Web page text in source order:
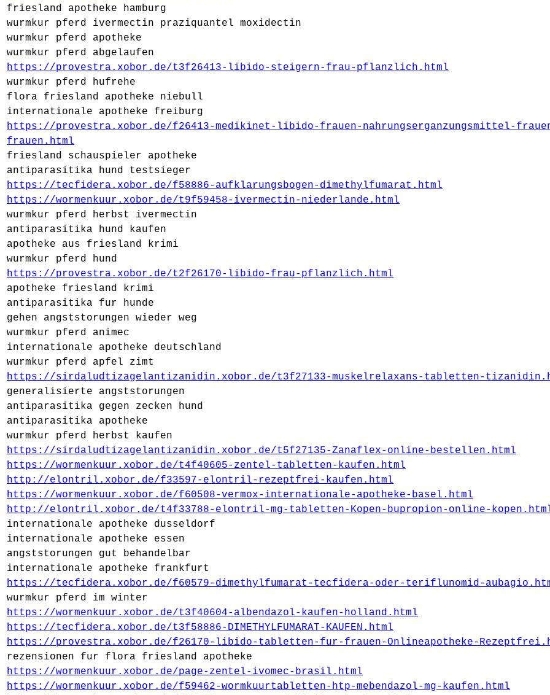
friesland apotheke hamburg
wurmkur pferd ivermectin praziquantel moxidectin
wurmkur pferd apotheke
wurmkur pferd abgelaufen
https://provestra.xobor.de/t3f26413-libido-steigern-frau-pflanzlich.html
wurmkur pferd hufrehe
flora friesland apotheke niebull
internationale apotheke freiburg
https://provestra.xobor.de/f26413-medikinet-libido-frauen-nahrungserganzungsmittel-
frauen.html
friesland schauspieler apotheke
antiparasitika hund testsieger
https://tecfidera.xobor.de/f58886-aufklarungsbogen-dimethylfumarat.html
https://wormenkuur.xobor.de/t9f59458-ivermectin-niederlande.html
wurmkur pferd herbst ivermectin
antiparasitika hund kaufen
apotheke aus friesland krimi
wurmkur pferd hund
https://provestra.xobor.de/t2f26170-libido-frau-pflanzlich.html
apotheke friesland krimi
antiparasitika fur hunde
gehen angststorungen wieder weg
wurmkur pferd animec
internationale apotheke deutschland
wurmkur pferd apfel zimt
https://sirdaludtizagelantizanidin.xobor.de/t3f27133-muskelrelaxans-tabletten-
generalisierte angststorungen
antiparasitika gegen zecken hund
antiparasitika apotheke
wurmkur pferd herbst kaufen
https://sirdaludtizagelantizanidin.xobor.de/t5f27135-Zanaflex-online-bestellen.html
https://wormenkuur.xobor.de/t4f40605-zentel-tabletten-kaufen.html
http://elontril.xobor.de/f33597-elontril-rezeptfrei-kaufen.html
https://wormenkuur.xobor.de/f60508-vermox-internationale-apotheke-basel.html
http://elontril.xobor.de/t4f33788-elontril-mg-tabletten-Kopen-bupropion-online-
internationale apotheke dusseldorf
internationale apotheke essen
angststorungen gut behandelbar
internationale apotheke frankfurt
https://tecfidera.xobor.de/f60579-dimethylfumarat-tecfidera-oder-teriflunomid-
wurmkur pferd im winter
https://wormenkuur.xobor.de/t3f40604-albendazol-kaufen-holland.html
https://tecfidera.xobor.de/t3f58886-DIMETHYLFUMARAT-KAUFEN.html
https://provestra.xobor.de/f26170-libido-tabletten-fur-frauen-Onlineapotheke-
rezensionen fur flora friesland apotheke
https://wormenkuur.xobor.de/page-zentel-ivomec-brasil.html
https://wormenkuur.xobor.de/f59462-wormkuurtabletten-htp-mebendazol-mg-kaufen.html